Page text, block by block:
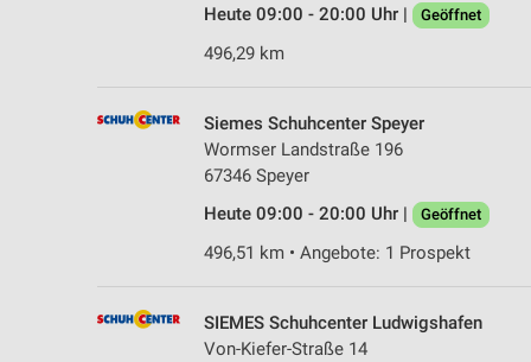
Heute 09:00 - 20:00 Uhr |
Geöffnet
496,29 km
Siemes Schuhcenter Speyer
Wormser Landstraße 196
67346 Speyer
Heute 09:00 - 20:00 Uhr |
Geöffnet
496,51 km • Angebote: 1 Prospekt
SIEMES Schuhcenter Ludwigshafen
Von-Kiefer-Straße 14